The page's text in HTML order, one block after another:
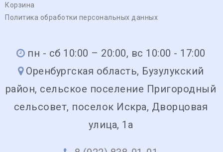
Корзина
Политика обработки персональных данных
пн - сб 10:00 – 20:00, вс 10:00 - 17:00
Оренбургская область, Бузулукский
район, сельское поселение Пригородный
сельсовет, поселок Искра, Дворцовая
улица, 1а